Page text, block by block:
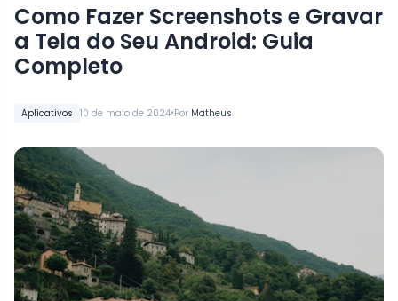
Aplicativos 10 de maio de 2024•Por Matheus
Como Fazer Screenshots e Gravar
a Tela do Seu Android: Guia
Completo